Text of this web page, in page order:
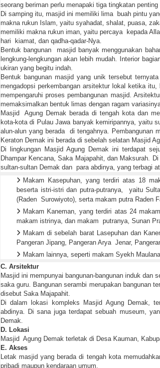
seorang beriman perlu menapaki tiga tingkatan
Di samping itu, masjid ini memiliki lima buah pintu
makna rukun Islam, yaitu syahadat, shalat, puasa,
memiliki makna rukun iman, yaitu percaya kepada
hari kiamat, dan qadha-qadar-Nya.
Bentuk bangunan masjid banyak menggunakan
lengkung-lengkungan akan lebih mudah. Interior
ukiran yang begitu indah.
Bentuk bangunan masjid yang unik tersebut
mengadopsi perkembangan arsitektur lokal ketika
mempengaruhi proses pembangunan masjid.
memaksimalkan bentuk limas dengan ragam
Masjid Agung Demak berada di tengah kota dan
kota-kota di Pulau Jawa banyak kemiripannya, yaitu
alun-alun yang berada di tengahnya. Pembangunan
Keraton Demak ini berada di sebelah selatan Masjid
Di lingkungan Masjid Agung Demak ini terdapat
Dhampar Kencana, Saka Majapahit, dan Maksurah.
sultan-sultan Demak dan para abdinya, yang terbagi
Makam Kasepuhan, yang terdiri atas 18
beserta istri-istri dan putra-putranya, yaitu
(Raden Surowiyoto), serta makam putra Raden
Makam Kaneman, yang terdiri atas 24
makam istrinya, dan makam putranya, Sunan
Makam di sebelah barat Lasepuhan dan
Pangeran Jipang, Pangeran Arya Jenar,
Makam lainnya, seperti makam Syekh
C. Arsitektur
Masjid ini mempunyai bangunan-bangunan induk dan
saka guru. Bangunan serambi merupakan bangunan
disebut Saka Majapahit.
Di dalam lokasi kompleks Masjid Agung Demak,
abdinya. Di sana juga terdapat sebuah museum,
Demak.
D. Lokasi
Masjid Agung Demak terletak di Desa Kauman,
E. Akses
Letak masjid yang berada di tengah kota
pribadi maupun kendaraan umum.